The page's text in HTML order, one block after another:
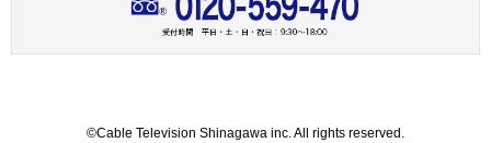
©Cable Television Shinagawa inc. All rights reserved.